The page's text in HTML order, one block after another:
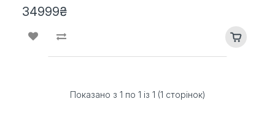
34999₴
Показано з 1 по 1 із 1 (1 сторінок)